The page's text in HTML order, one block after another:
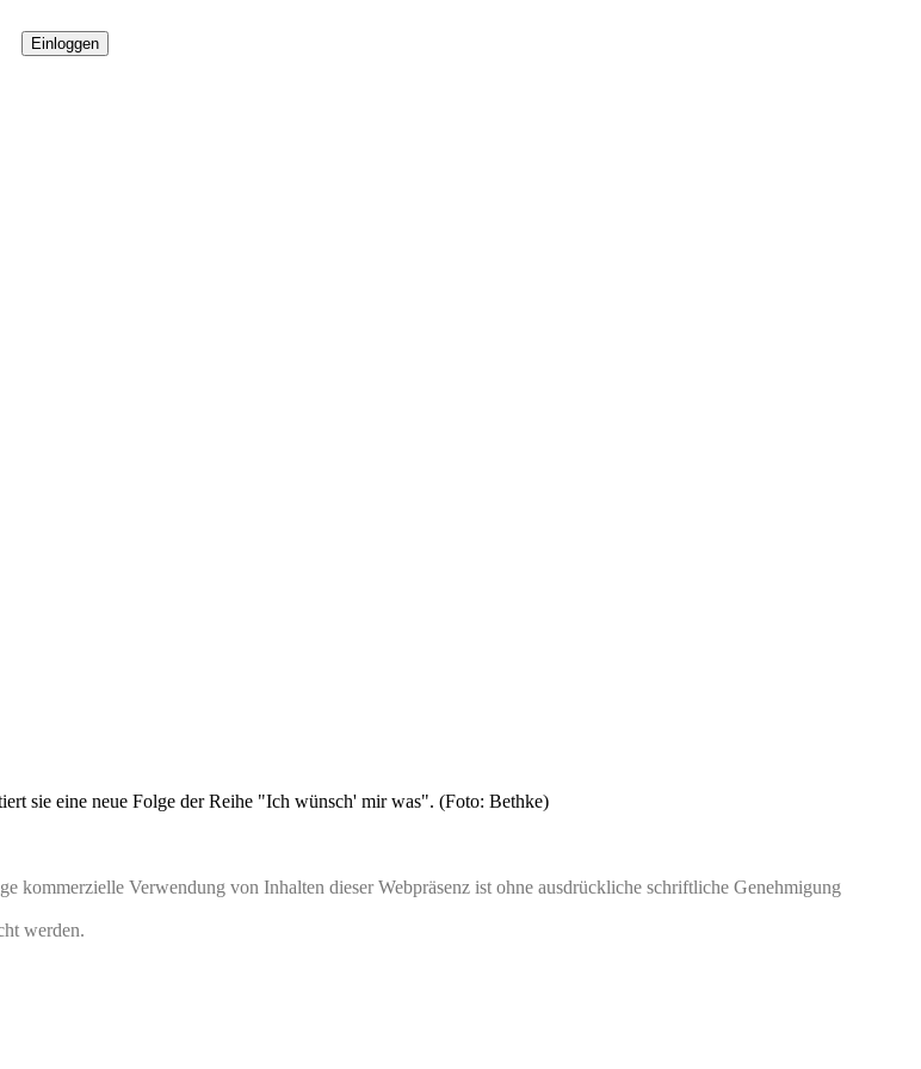
sie eine neue Folge der Reihe "Ich wünsch' mir was". (Foto: Bethke)
Verwendung von Inhalten dieser Webpräsenz ist ohne ausdrückliche schriftliche Genehmigung
werden.